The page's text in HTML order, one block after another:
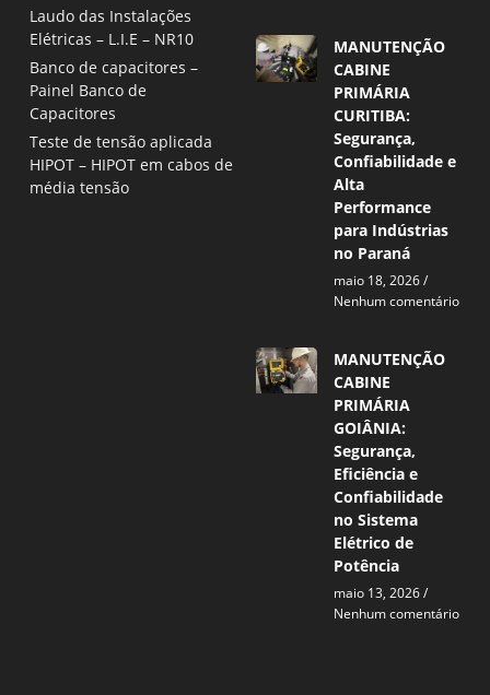
Laudo das Instalações
Elétricas – L.I.E – NR10
Banco de capacitores –
Painel Banco de
Capacitores
Teste de tensão aplicada
HIPOT – HIPOT em cabos de
média tensão
MANUTENÇÃO
CABINE
PRIMÁRIA
CURITIBA:
Segurança,
Confiabilidade e
Alta
Performance
para Indústrias
no Paraná
maio 18, 2026
Nenhum comentário
MANUTENÇÃO
CABINE
PRIMÁRIA
GOIÂNIA:
Segurança,
Eficiência e
Confiabilidade
no Sistema
Elétrico de
Potência
maio 13, 2026
Nenhum comentário